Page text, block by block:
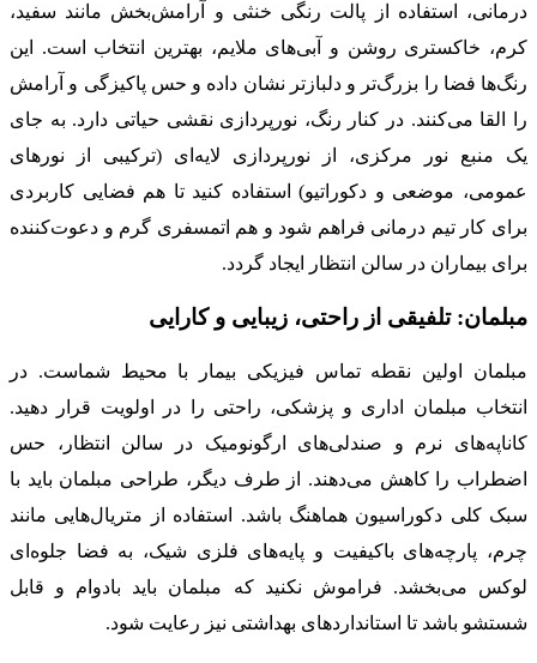
درمانی، استفاده از پالت رنگی خنثی و آرامش‌بخش مانند سفید،
کرم، خاکستری روشن و آبی‌های ملایم، بهترین انتخاب است. این
رنگ‌ها فضا را بزرگ‌تر و دلبازتر نشان داده و حس پاکیزگی و آرامش
را القا می‌کنند. در کنار رنگ، نورپردازی نقشی حیاتی دارد. به جای
یک منبع نور مرکزی، از نورپردازی لایه‌ای (ترکیبی از نورهای
عمومی، موضعی و دکوراتیو) استفاده کنید تا هم فضایی کاربردی
برای کار تیم درمانی فراهم شود و هم اتمسفری گرم و دعوت‌کننده
برای بیماران در سالن انتظار ایجاد گردد.
مبلمان: تلفیقی از راحتی، زیبایی و کارایی
مبلمان اولین نقطه تماس فیزیکی بیمار با محیط شماست. در
انتخاب مبلمان اداری و پزشکی، راحتی را در اولویت قرار دهید.
کاناپه‌های نرم و صندلی‌های ارگونومیک در سالن انتظار، حس
اضطراب را کاهش می‌دهند. از طرف دیگر، طراحی مبلمان باید با
سبک کلی دکوراسیون هماهنگ باشد. استفاده از متریال‌هایی مانند
چرم، پارچه‌های باکیفیت و پایه‌های فلزی شیک، به فضا جلوه‌ای
لوکس می‌بخشد. فراموش نکنید که مبلمان باید بادوام و قابل
شستشو باشد تا استانداردهای بهداشتی نیز رعایت شود.